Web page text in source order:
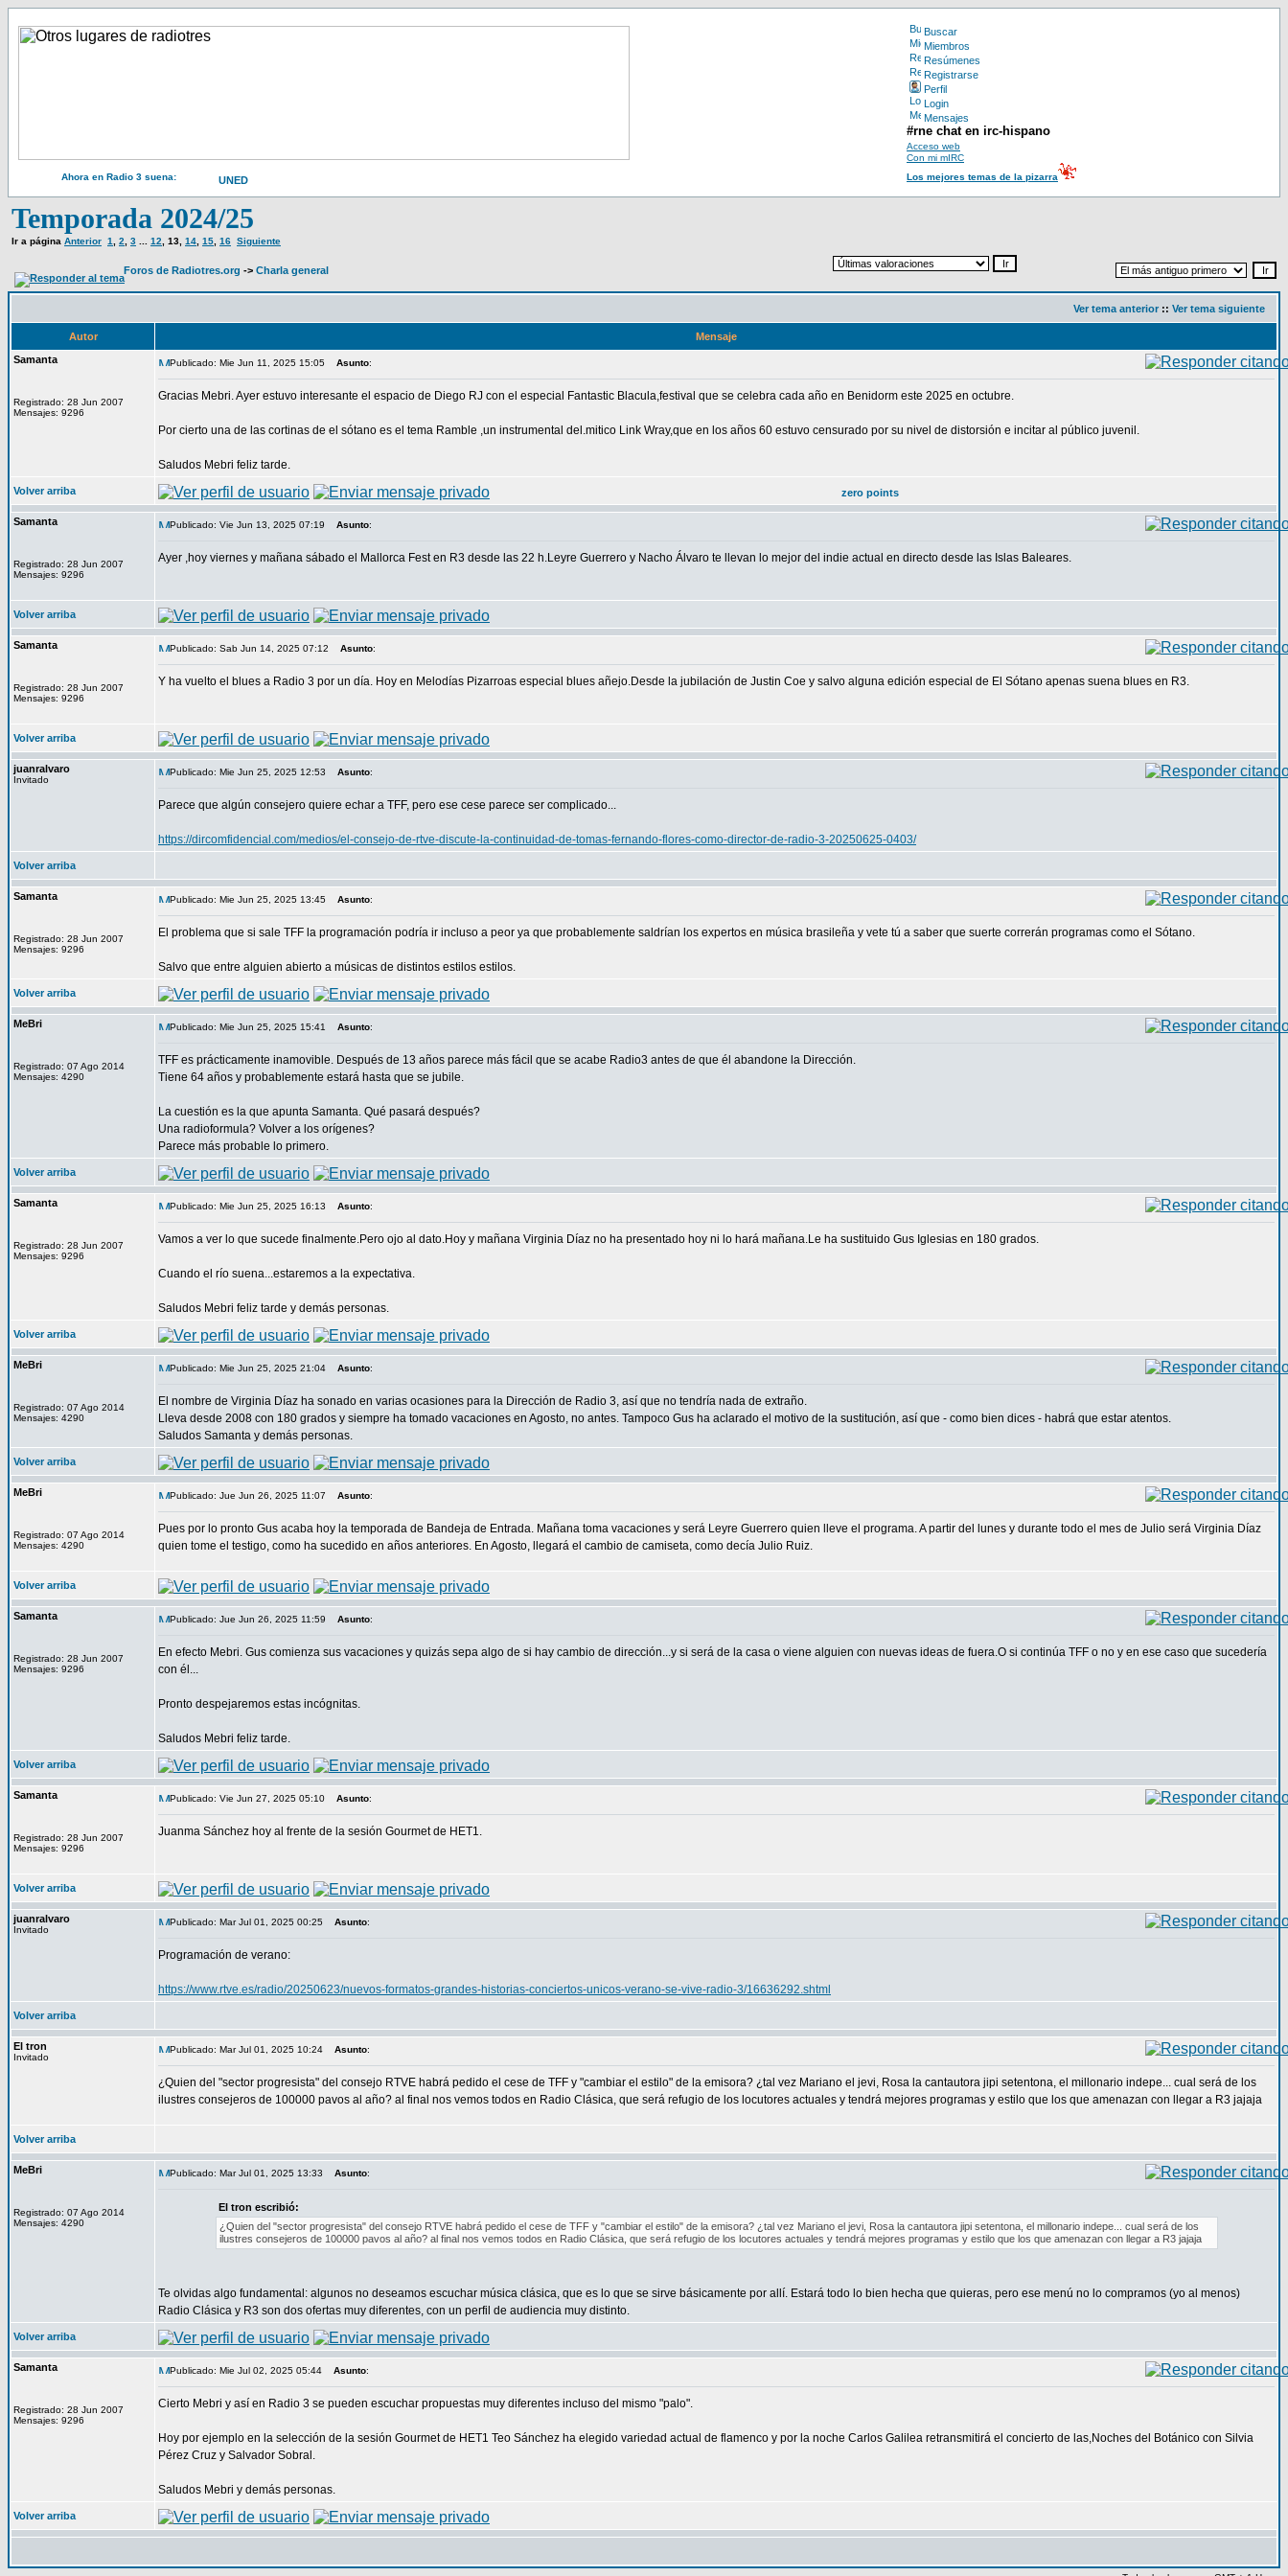
Buscar
Miembros
Resúmenes
Registrarse
Perfil
Login
Mensajes
#rne chat en irc-hispano
Acceso web
Con mi mIRC
Ahora en Radio 3 suena:
UNED Los mejores temas de la pizarra
Temporada 2024/25
Ir a página Anterior 1 2 3 12 13 14 15 16 Siguiente
Foros de Radiotres.org -> Charla general
Ver tema anterior :: Ver tema siguiente
Autor
Mensaje
Samanta
Registrado: 28 Jun 2007
Mensajes: 9296
Publicado: Mie Jun 11, 2025 15:05 Asunto:
Gracias Mebri. Ayer estuvo interesante el espacio de Diego RJ con el especial Fantastic Blacula,festival que se celebra cada año en Benidorm este 2025 en octubre.
Por cierto una de las cortinas de el sótano es el tema Ramble ,un instrumental del.mitico Link Wray,que en los años 60 estuvo censurado por su nivel de distorsión e incitar al público juvenil.
Saludos Mebri feliz tarde.
Volver arriba zero points
Samanta
Registrado: 28 Jun 2007
Mensajes: 9296
Publicado: Vie Jun 13, 2025 07:19 Asunto:
Ayer ,hoy viernes y mañana sábado el Mallorca Fest en R3 desde las 22 h.Leyre Guerrero y Nacho Álvaro te llevan lo mejor del indie actual en directo desde las Islas Baleares.
Volver arriba
Samanta
Registrado: 28 Jun 2007
Mensajes: 9296
Publicado: Sab Jun 14, 2025 07:12 Asunto:
Y ha vuelto el blues a Radio 3 por un día. Hoy en Melodías Pizarroas especial blues añejo.Desde la jubilación de Justin Coe y salvo alguna edición especial de El Sótano apenas suena blues en R3.
Volver arriba
juanralvaro
Invitado
Publicado: Mie Jun 25, 2025 12:53 Asunto:
Parece que algún consejero quiere echar a TFF, pero ese cese parece ser complicado...
https://dircomfidencial.com/medios/el-consejo-de-rtve-discute-la-continuidad-de-tomas-fernando-flores-como-director-de-radio-3-20250625-0403/
Volver arriba
Samanta
Registrado: 28 Jun 2007
Mensajes: 9296
Publicado: Mie Jun 25, 2025 13:45 Asunto:
El problema que si sale TFF la programación podría ir incluso a peor ya que probablemente saldrían los expertos en música brasileña y vete tú a saber que suerte correrán programas como el Sótano.
Salvo que entre alguien abierto a músicas de distintos estilos estilos.
Volver arriba
MeBri
Registrado: 07 Ago 2014
Mensajes: 4290
Publicado: Mie Jun 25, 2025 15:41 Asunto:
TFF es prácticamente inamovible. Después de 13 años parece más fácil que se acabe Radio3 antes de que él abandone la Dirección.
Tiene 64 años y probablemente estará hasta que se jubile.
La cuestión es la que apunta Samanta. Qué pasará después?
Una radioformula? Volver a los orígenes?
Parece más probable lo primero.
Volver arriba
Samanta
Registrado: 28 Jun 2007
Mensajes: 9296
Publicado: Mie Jun 25, 2025 16:13 Asunto:
Vamos a ver lo que sucede finalmente.Pero ojo al dato.Hoy y mañana Virginia Díaz no ha presentado hoy ni lo hará mañana.Le ha sustituido Gus Iglesias en 180 grados.
Cuando el río suena...estaremos a la expectativa.
Saludos Mebri feliz tarde y demás personas.
Volver arriba
MeBri
Registrado: 07 Ago 2014
Mensajes: 4290
Publicado: Mie Jun 25, 2025 21:04 Asunto:
El nombre de Virginia Díaz ha sonado en varias ocasiones para la Dirección de Radio 3, así que no tendría nada de extraño.
Lleva desde 2008 con 180 grados y siempre ha tomado vacaciones en Agosto, no antes. Tampoco Gus ha aclarado el motivo de la sustitución, así que - como bien dices - habrá que estar atentos.
Saludos Samanta y demás personas.
Volver arriba
MeBri
Registrado: 07 Ago 2014
Mensajes: 4290
Publicado: Jue Jun 26, 2025 11:07 Asunto:
Pues por lo pronto Gus acaba hoy la temporada de Bandeja de Entrada. Mañana toma vacaciones y será Leyre Guerrero quien lleve el programa. A partir del lunes y durante todo el mes de Julio será Virginia Díaz
quien tome el testigo, como ha sucedido en años anteriores. En Agosto, llegará el cambio de camiseta, como decía Julio Ruiz.
Volver arriba
Samanta
Registrado: 28 Jun 2007
Mensajes: 9296
Publicado: Jue Jun 26, 2025 11:59 Asunto:
En efecto Mebri. Gus comienza sus vacaciones y quizás sepa algo de si hay cambio de dirección...y si será de la casa o viene alguien con nuevas ideas de fuera.O si continúa TFF o no y en ese caso que sucedería
con él...
Pronto despejaremos estas incógnitas.
Saludos Mebri feliz tarde.
Volver arriba
Samanta
Registrado: 28 Jun 2007
Mensajes: 9296
Publicado: Vie Jun 27, 2025 05:10 Asunto:
Juanma Sánchez hoy al frente de la sesión Gourmet de HET1.
Volver arriba
juanralvaro
Invitado
Publicado: Mar Jul 01, 2025 00:25 Asunto:
Programación de verano:
https://www.rtve.es/radio/20250623/nuevos-formatos-grandes-historias-conciertos-unicos-verano-se-vive-radio-3/16636292.shtml
Volver arriba
El tron
Invitado
Publicado: Mar Jul 01, 2025 10:24 Asunto:
¿Quien del "sector progresista" del consejo RTVE habrá pedido el cese de TFF y "cambiar el estilo" de la emisora? ¿tal vez Mariano el jevi, Rosa la cantautora jipi setentona, el millonario indepe... cual será de los
ilustres consejeros de 100000 pavos al año? al final nos vemos todos en Radio Clásica, que será refugio de los locutores actuales y tendrá mejores programas y estilo que los que amenazan con llegar a R3 jajaja
Volver arriba
MeBri
Registrado: 07 Ago 2014
Mensajes: 4290
Publicado: Mar Jul 01, 2025 13:33 Asunto:
El tron escribió:
¿Quien del "sector progresista" del consejo RTVE habrá pedido el cese de TFF y "cambiar el estilo" de la emisora? ¿tal vez Mariano el jevi, Rosa la cantautora jipi setentona, el millonario indepe... cual será de los
ilustres consejeros de 100000 pavos al año? al final nos vemos todos en Radio Clásica, que será refugio de los locutores actuales y tendrá mejores programas y estilo que los que amenazan con llegar a R3 jajaja
Te olvidas algo fundamental: algunos no deseamos escuchar música clásica, que es lo que se sirve básicamente por allí. Estará todo lo bien hecha que quieras, pero ese menú no lo compramos (yo al menos)
Radio Clásica y R3 son dos ofertas muy diferentes, con un perfil de audiencia muy distinto.
Volver arriba
Samanta
Registrado: 28 Jun 2007
Mensajes: 9296
Publicado: Mie Jul 02, 2025 05:44 Asunto:
Cierto Mebri y así en Radio 3 se pueden escuchar propuestas muy diferentes incluso del mismo "palo".
Hoy por ejemplo en la selección de la sesión Gourmet de HET1 Teo Sánchez ha elegido variedad actual de flamenco y por la noche Carlos Galilea retransmitirá el concierto de las,Noches del Botánico con Silvia
Pérez Cruz y Salvador Sobral.
Saludos Mebri y demás personas.
Volver arriba